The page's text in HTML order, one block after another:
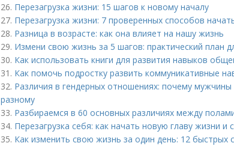
26. Перезагрузка жизни: 15 шагов к новому началу
27. Перезагрузка жизни: 7 проверенных способов
28. Разница в возрасте: как она влияет на нашу жизнь
29. Измени свою жизнь за 5 шагов: практический план
30. Как использовать книги для развития навыков
31. Как помочь подростку развить коммуникативные
32. Различия в гендерных отношениях: почему
разному
33. Разбираемся в 60 основных различиях между
34. Перезагрузка себя: как начать новую главу жизни и
35. Как изменить свою жизнь за один день: 12 быстрых